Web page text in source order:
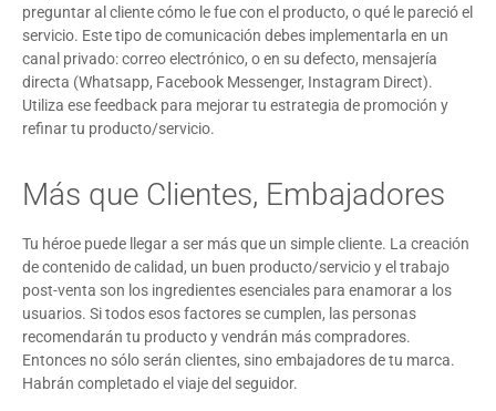
preguntar al cliente cómo le fue con el producto, o qué le pareció el
servicio. Este tipo de comunicación debes implementarla en un
canal privado: correo electrónico, o en su defecto, mensajería
directa (Whatsapp, Facebook Messenger, Instagram Direct).
Utiliza ese feedback para mejorar tu estrategia de promoción y
refinar tu producto/servicio.
Más que Clientes, Embajadores
Tu héroe puede llegar a ser más que un simple cliente. La creación
de contenido de calidad, un buen producto/servicio y el trabajo
post-venta son los ingredientes esenciales para enamorar a los
usuarios. Si todos esos factores se cumplen, las personas
recomendarán tu producto y vendrán más compradores.
Entonces no sólo serán clientes, sino embajadores de tu marca.
Habrán completado el viaje del seguidor.